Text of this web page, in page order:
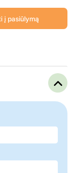
į pasiūlymą